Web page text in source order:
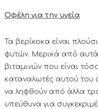
Οφέλη για την υγεία
Τα βερίκοκα είναι
φυτών. Μερικά από αυτά
βιταμινών που είναι
καταναλωτές αυτού του
να ληφθούν από άλλα
υπεύθυνα για